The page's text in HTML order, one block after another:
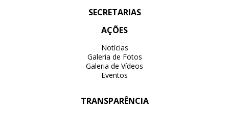
SECRETARIAS
AÇÕES
Notícias
Galeria de Fotos
Galeria de Vídeos
Eventos
TRANSPARÊNCIA